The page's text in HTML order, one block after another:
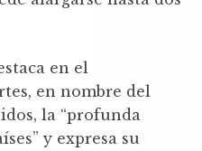
en el
en nombre del
la “profunda
y expresa su